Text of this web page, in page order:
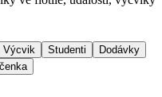
Výcvik Studenti
Dodávky